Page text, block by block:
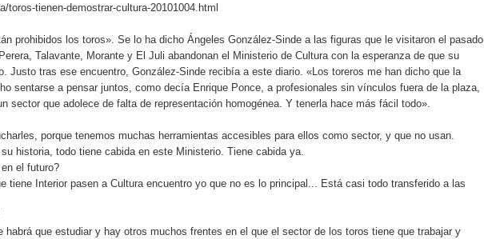
toros-tienen-demostrar-cultura-20101004.html
prohibidos los toros». Se lo ha dicho Ángeles González-Sinde a las figuras que le visitaron el pasado
Talavante, Morante y El Juli abandonan el Ministerio de Cultura con la esperanza de que su
Justo tras ese encuentro, González-Sinde recibía a este diario. «Los toreros me han dicho que la
sentarse a pensar juntos, como decía Enrique Ponce, a profesionales sin vínculos fuera de la plaza,
sector que adolece de falta de representación homogénea. Y tenerla hace más fácil todo».
porque tenemos muchas herramientas accesibles para ellos como sector, y que no usan.
historia, todo tiene cabida en este Ministerio. Tiene cabida ya.
el futuro?
tiene Interior pasen a Cultura encuentro yo que no es lo principal... Está casi todo transferido a las
que estudiar y hay otros muchos frentes en el que el sector de los toros tiene que trabajar y